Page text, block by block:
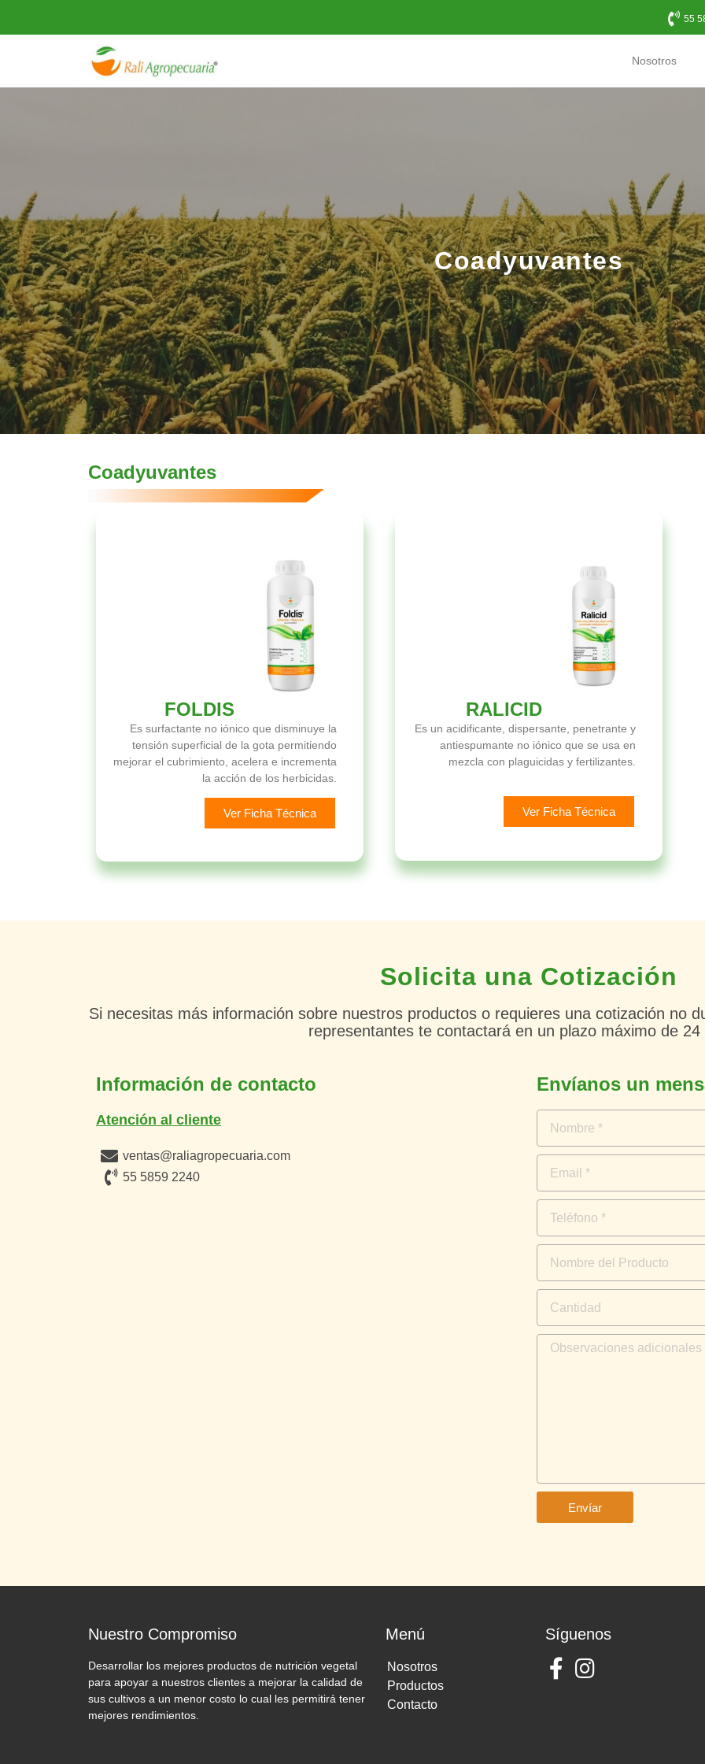
55
Nosotros
Coadyuvantes
Coadyuvantes
FOLDIS
Es surfactante no iónico que disminuye la
tensión superficial de la gota permitiendo
mejorar el cubrimiento, acelera e incrementa
la acción de los herbicidas.
Ver Ficha Técnica
RALICID
Es un acidificante, dispersante, penetrante y
antiespumante no iónico que se usa en
mezcla con plaguicidas y fertilizantes.
Ver Ficha Técnica
Solicita una Cotización
Si necesitas más información sobre nuestros productos o requieres una cotización no
representantes te contactará en un plazo máximo de 24
Información de contacto
Atención al cliente
ventas@raliagropecuaria.com
55 5859 2240
Envíanos un
Envíar
Nuestro Compromiso
Desarrollar los mejores productos de nutrición vegetal
para apoyar a nuestros clientes a mejorar la calidad de
sus cultivos a un menor costo lo cual les permitirá tener
mejores rendimientos.
Menú
Nosotros
Productos
Contacto
Síguenos